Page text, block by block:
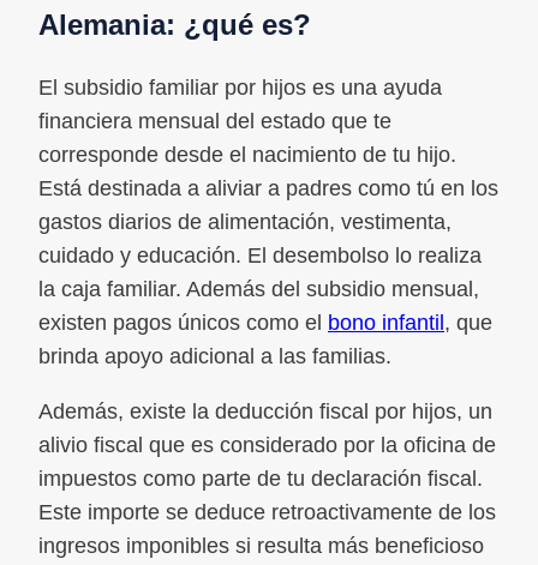
Alemania: ¿qué es?
El subsidio familiar por hijos es una ayuda
financiera mensual del estado que te
corresponde desde el nacimiento de tu hijo.
Está destinada a aliviar a padres como tú en los
gastos diarios de alimentación, vestimenta,
cuidado y educación. El desembolso lo realiza
la caja familiar. Además del subsidio mensual,
existen pagos únicos como el bono infantil, que
brinda apoyo adicional a las familias.
Además, existe la deducción fiscal por hijos, un
alivio fiscal que es considerado por la oficina de
impuestos como parte de tu declaración fiscal.
Este importe se deduce retroactivamente de los
ingresos imponibles si resulta más beneficioso